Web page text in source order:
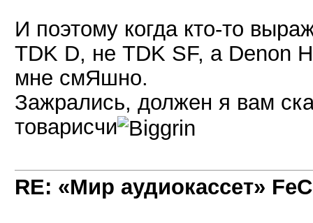
И поэтому когда кто-то
TDK D, не TDK SF, а Denon
мне смЯшно.
Зажрались, должен я вам
товарисчи
RE: «Мир аудиокассет»